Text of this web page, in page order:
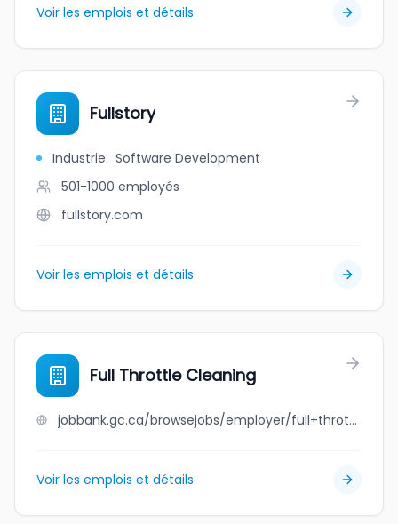
Voir les emplois et détails
Fullstory
Industrie: Software Development
501-1000 employés
fullstory.com
Voir les emplois et détails
Full Throttle Cleaning
jobbank.gc.ca/browsejobs/employer/full+throttle+cleaning/ca
Voir les emplois et détails